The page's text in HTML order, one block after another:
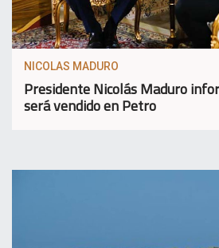
NICOLAS MADURO
Presidente Nicolás Maduro
será vendido en Petro